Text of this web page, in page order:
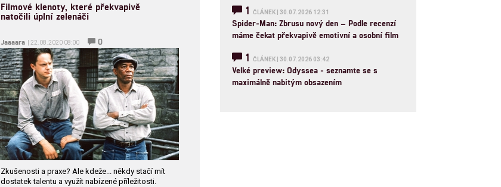
Filmové klenoty, které překvapivě
natočili úplní zelenáči
Jaaaara | 22.08.2020 08:00 0
Zkušenosti a praxe? Ale kdeže... někdy stačí mít
dostatek talentu a využít nabízené příležitosti.
1 ČLÁNEK | 30.07.2026 12:31
Spider-Man: Zbrusu nový den – Podle recenzí
máme čekat překvapivě emotivní a osobní film
1 ČLÁNEK | 30.07.2026 03:42
Velké preview: Odyssea - seznamte se s
maximálně nabitým obsazením